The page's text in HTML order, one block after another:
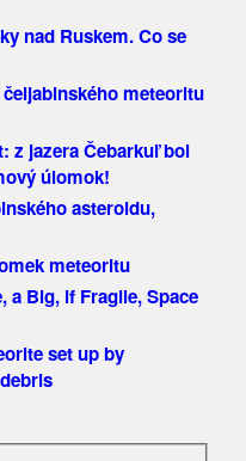
nad Ruskem. Co se
meteoritu
z jazera Čebarkuľ bol
úlomok!
asteroidu,
meteoritu
a Big, if Fragile, Space
set up by